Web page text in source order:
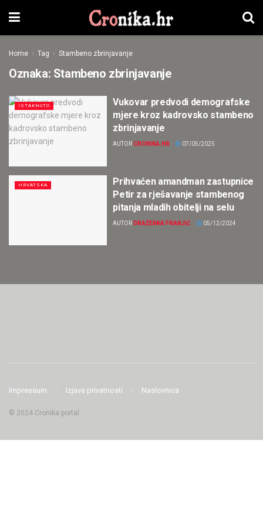
Home Tag Stambeno zbrinjavanje
Oznaka: Stambeno zbrinjavanje
ISTAKNUTO
Vukovar predvodi demografske
mjere kroz kadrovsko stambeno
zbrinjavanje
AUTORCRONIKA.HR 07/05/2025
HRVATSKA
Prihvaćen amandman zastupnice
Petir za rješavanje stambenog
pitanja mladih obitelji na selu
AUTOR DRAŽENKA FRANJIĆ 05/12/2024
Impressum Izjava privatnosti Naslovnica
© 2024 Cronika portal